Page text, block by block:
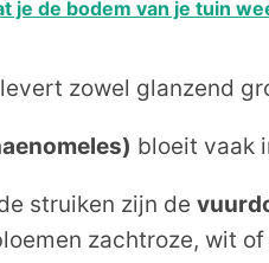
je de bodem van je tuin
levert zowel glanzend
bloeit vaak
struiken zijn de
zachtroze, wit